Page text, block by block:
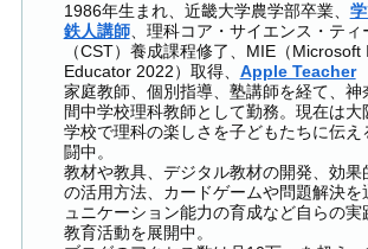
1986年生まれ、近畿大学農学部卒業、
鉄人講師、理科コア・サイエンス・ティ
（CST）養成課程修了、MIE（Microsoft
Educator 2022）取得、 Apple Teacher
家庭教師、個別指導、塾講師を経て、神
間中学校理科教師として勤務。現在は大
学校で理科の楽しさを子どもたちに伝え
闘中。
教材や教具、デジタル教材の開発、効果
の活用方法、カードゲームや問題解決を
ュニケーション能力の育成など自らの実
教育活動を展開中。